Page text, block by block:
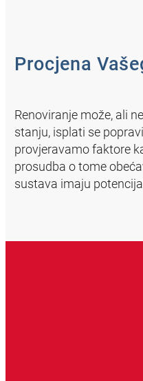
Procjena
Renoviranje može, ali
stanju, isplati se
provjeravamo faktore
prosudba o tome
sustava imaju